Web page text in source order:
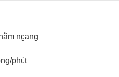
ngang
phút